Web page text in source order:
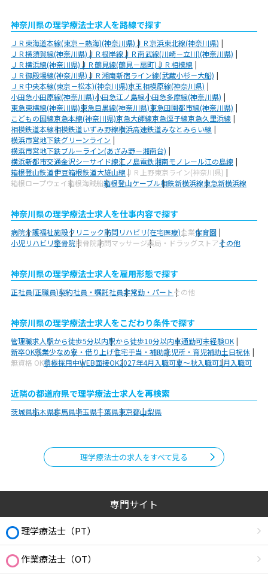
神奈川県の理学療法士求人を路線で探す
ＪＲ東海道本線(東京－熱海)(神奈川県)ＪＲ京浜東北線(神奈川県)
ＪＲ横須賀線(神奈川県)ＪＲ根岸線ＪＲ南武線(川崎－立川)(神奈川県)
ＪＲ横浜線(神奈川県)ＪＲ鶴見線(鶴見－扇町)ＪＲ相模線
ＪＲ御殿場線(神奈川県)ＪＲ湘南新宿ライン線(武蔵小杉－大船)
ＪＲ中央本線(東京－松本)(神奈川県)京王相模原線(神奈川県)
小田急小田原線(神奈川県)小田急江ノ島線小田急多摩線(神奈川県)
東急東横線(神奈川県)東急目黒線(神奈川県)東急田園都市線(神奈川県)
こどもの国線京急本線(神奈川県)京急大師線京急逗子線京急久里浜線
相模鉄道本線相模鉄道いずみ野線横浜高速鉄道みなとみらい線
横浜市営地下鉄グリーンライン
横浜市営地下鉄ブルーライン(あざみ野－湘南台)
横浜新都市交通金沢シーサイド線江ノ島電鉄湘南モノレール江の島線
箱根登山鉄道伊豆箱根鉄道大雄山線 ＪＲ上野東京ライン(神奈川県)
箱根ロープウェイ箱根海賊船箱根登山ケーブル相鉄新横浜線東急新横浜線
神奈川県の理学療法士求人を仕事内容で探す
病院介護福祉施設クリニック訪問リハビリ(在宅医療)企業保育園
小児リハビリ整骨院接骨院訪問マッサージ薬局・ドラッグストアその他
神奈川県の理学療法士求人を雇用形態で探す
正社員(正職員)契約社員・嘱託社員非常勤・パートその他
神奈川県の理学療法士求人をこだわり条件で探す
管理職求人駅から徒歩5分以内駅から徒歩10分以内車通勤可未経験OK
新卒OK残業少なめ寮・借り上げ住宅手当・補助託児所・育児補助土日祝休
無資格 OK積極採用中WEB面接OK2027年4月入職可夏～秋入職可1月入職可
近隣の都道府県で理学療法士求人を再検索
茨城県栃木県群馬県埼玉県千葉県東京都山梨県
理学療法士の求人をすべて見る
専門サイト
理学療法士（PT）
作業療法士（OT）